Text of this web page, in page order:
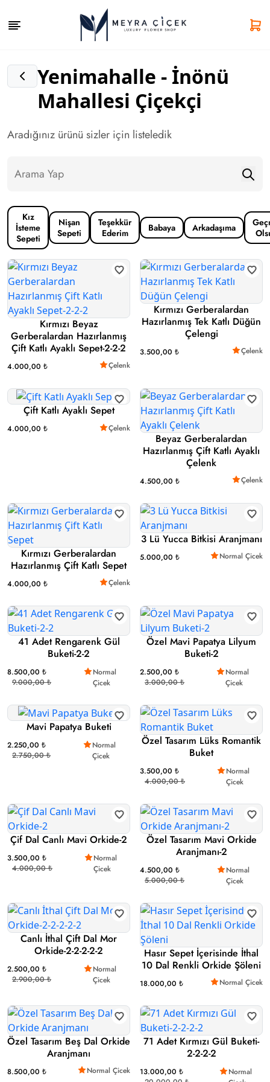
Yenimahalle - İnönü
Mahallesi Çiçekçi
Aradığınız ürünü sizler için listeledik
Kız
İsteme
Sepeti
Nişan
Sepeti
Teşekkür
Ederim
Babaya Arkadaşıma
Kırmızı Beyaz
Gerberalardan Hazırlanmış
Çift Katlı Ayaklı Sepet-2-2-2
4.000,00 ₺ Çelenk
Kırmızı Gerberalardan
Hazırlanmış Tek Katlı Düğün
Çelengi
3.500,00 ₺ Çelenk
Çift Katlı Ayaklı Sepet
4.000,00 ₺ Çelenk
Beyaz Gerberalardan
Hazırlanmış Çift Katlı Ayaklı
Çelenk
4.500,00 ₺ Çelenk
Kırmızı Gerberalardan
Hazırlanmış Çift Katlı Sepet
4.000,00 ₺ Çelenk
3 Lü Yucca Bitkisi Aranjmanı
5.000,00 ₺ Normal Çicek
41 Adet Rengarenk Gül
Buketi-2-2
8.500,00 ₺
9.000,00 ₺
Normal
Çicek
Özel Mavi Papatya Lilyum
Buketi-2
2.500,00 ₺
3.000,00 ₺
Normal
Çicek
Mavi Papatya Buketi
2.250,00 ₺
2.750,00 ₺
Normal
Çicek
Özel Tasarım Lüks Romantik
Buket
3.500,00 ₺
4.000,00 ₺
Normal
Çicek
Çif Dal Canlı Mavi Orkide-2
3.500,00 ₺
4.000,00 ₺
Normal
Çicek
Özel Tasarım Mavi Orkide
Aranjmanı-2
4.500,00 ₺
5.000,00 ₺
Normal
Çicek
Canlı İthal Çift Dal Mor
Orkide-2-2-2-2-2
2.500,00 ₺
2.900,00 ₺
Normal
Çicek
Hasır Sepet İçerisinde İthal
10 Dal Renkli Orkide Şöleni
18.000,00 ₺ Normal Çicek
Özel Tasarım Beş Dal Orkide
Aranjmanı
8.500,00 ₺ Normal Çicek
71 Adet Kırmızı Gül Buketi-
2-2-2-2
13.000,00 ₺
Normal